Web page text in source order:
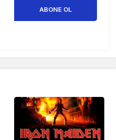
ABONE OL